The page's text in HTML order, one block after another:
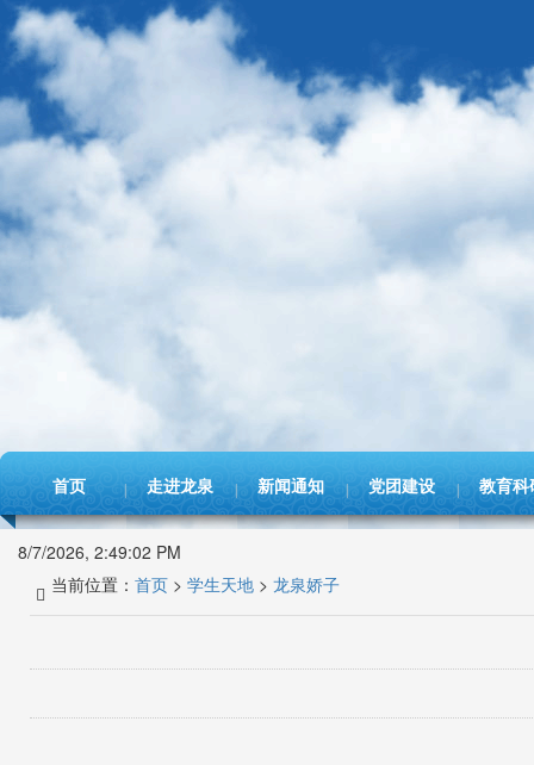
首页 走进龙泉 新闻通知 党团建设 教育科
8/7/2026, 2:49:03 PM
当前位置： 首页 > 学生天地 > 龙泉娇子